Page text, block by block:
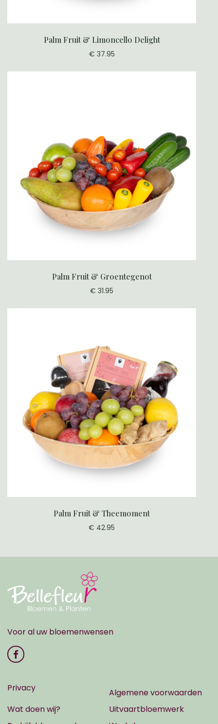
Palm Fruit & Limoncello Delight
€ 37.95
Palm Fruit & Groentegenot
€ 31.95
Palm Fruit & Theemoment
€ 42.95
Voor al uw bloemenwensen
Privacy
Algemene voorwaarden
Wat doen wij?
Uitvaartbloemwerk